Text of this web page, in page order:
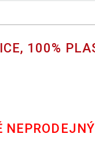
100%
NEPRODEJNÝ